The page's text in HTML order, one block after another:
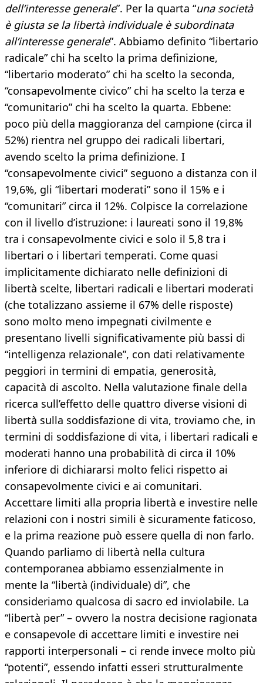
dell’interesse generale”. Per la quarta “una società
è giusta se la libertà individuale è subordinata
all’interesse generale”. Abbiamo definito “libertario
radicale” chi ha scelto la prima definizione,
“libertario moderato” chi ha scelto la seconda,
“consapevolmente civico” chi ha scelto la terza e
“comunitario” chi ha scelto la quarta. Ebbene:
poco più della maggioranza del campione (circa il
52%) rientra nel gruppo dei radicali libertari,
avendo scelto la prima definizione. I
“consapevolmente civici” seguono a distanza con il
19,6%, gli “libertari moderati” sono il 15% e i
“comunitari” circa il 12%. Colpisce la correlazione
con il livello d’istruzione: i laureati sono il 19,8%
tra i consapevolmente civici e solo il 5,8 tra i
libertari o i libertari temperati. Come quasi
implicitamente dichiarato nelle definizioni di
libertà scelte, libertari radicali e libertari moderati
(che totalizzano assieme il 67% delle risposte)
sono molto meno impegnati civilmente e
presentano livelli significativamente più bassi di
“intelligenza relazionale”, con dati relativamente
peggiori in termini di empatia, generosità,
capacità di ascolto. Nella valutazione finale della
ricerca sull’effetto delle quattro diverse visioni di
libertà sulla soddisfazione di vita, troviamo che, in
termini di soddisfazione di vita, i libertari radicali e
moderati hanno una probabilità di circa il 10%
inferiore di dichiararsi molto felici rispetto ai
consapevolmente civici e ai comunitari.
Accettare limiti alla propria libertà e investire nelle
relazioni con i nostri simili è sicuramente faticoso,
e la prima reazione può essere quella di non farlo.
Quando parliamo di libertà nella cultura
contemporanea abbiamo essenzialmente in
mente la “libertà (individuale) di”, che
consideriamo qualcosa di sacro ed inviolabile. La
“libertà per” – ovvero la nostra decisione ragionata
e consapevole di accettare limiti e investire nei
rapporti interpersonali – ci rende invece molto più
“potenti”, essendo infatti esseri strutturalmente